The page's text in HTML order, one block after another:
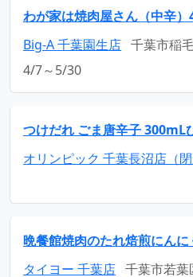
わが家は焼肉屋さん（中辛）
Big-A 千葉園生店 千葉市稲
4/7～5/30
つけだれ ごま唐辛子 300mL
オリンピック 千葉長沼店（閉
晩餐館焼肉のたれ焙煎にんに
タイヨー 千葉店 千葉市若葉